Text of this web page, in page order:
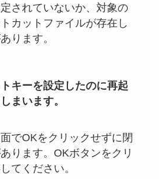
されていないか、対象の
カットファイルが存在し
ります。
キーを設定したのに再起
まいます。
でOKをクリックせずに閉
ります。OKボタンをクリ
てください。